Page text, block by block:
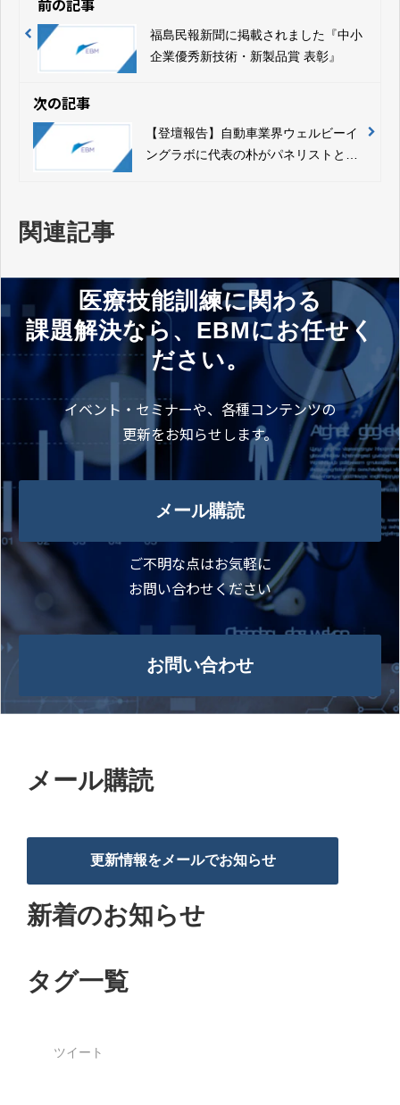
前の記事
福島民報新聞に掲載されました『中小
企業優秀新技術・新製品賞 表彰』
次の記事
【登壇報告】自動車業界ウェルビーイ
ングラボに代表の朴がパネリストとし
関連記事
医療技能訓練に関わる
課題解決なら、EBMにお任せく
ださい。
イベント・セミナーや、各種コンテンツの
更新をお知らせします。
メール購読
ご不明な点はお気軽に
お問い合わせください
お問い合わせ
メール購読
更新情報をメールでお知らせ
新着のお知らせ
タグ一覧
ツイート